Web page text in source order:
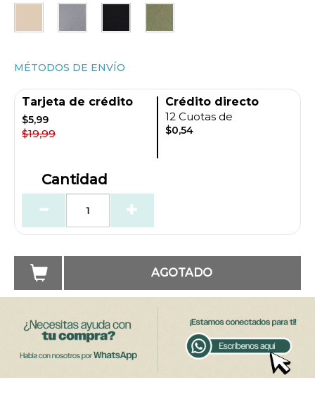
MÉTODOS DE ENVÍO
Tarjeta de crédito
$5,99
$19,99
Crédito directo
12 Cuotas de
$0,54
Cantidad
AGOTADO